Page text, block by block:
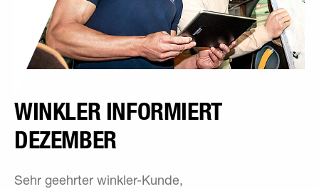
WINKLER INFORMIERT
DEZEMBER
Sehr geehrter winkler-Kunde,